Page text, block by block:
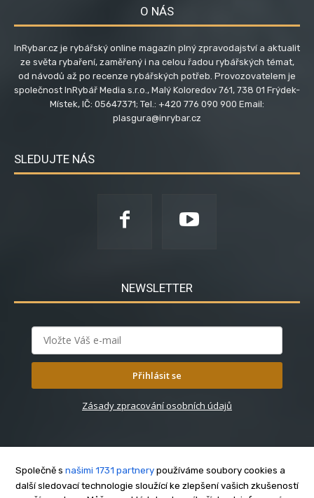
O NÁS
InRybar.cz je rybářský online magazín plný zpravodajství a aktualit
ze světa rybaření, zaměřený i na celou řadou rybářských témat,
od návodů až po recenze rybářských potřeb. Provozovatelem je
společnost InRybář Media s.r.o., Malý Koloredov 761, 738 01 Frýdek-
Místek, IČ: 05647371; Tel.: +420 776 090 900 Email:
plasgura@inrybar.cz
SLEDUJTE NÁS
NEWSLETTER
Přihlásit se
Zásady zpracování osobních údajů
Společně s našimi 1731 partnery používáme soubory cookies a
další sledovací technologie sloužící ke zlepšení vašich zkušeností